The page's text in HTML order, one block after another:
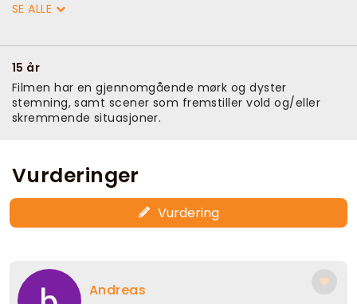
SE ALLE
15 år
Filmen har en gjennomgående mørk og dyster
stemning, samt scener som fremstiller vold og/eller
skremmende situasjoner.
Vurderinger
Vurdering
Andreas